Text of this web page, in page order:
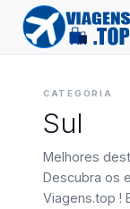
CATEGORIA
Sul
Melhores
Descubra os
Viagens.top !